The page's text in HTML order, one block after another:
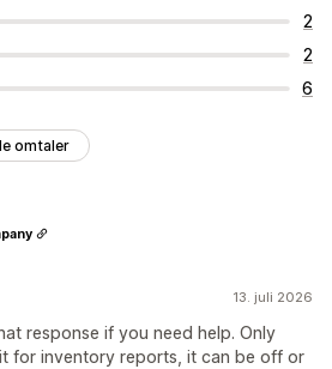
2
2
6
omtaler
13. juli 2026
response if you need help. Only
for inventory reports, it can be off or